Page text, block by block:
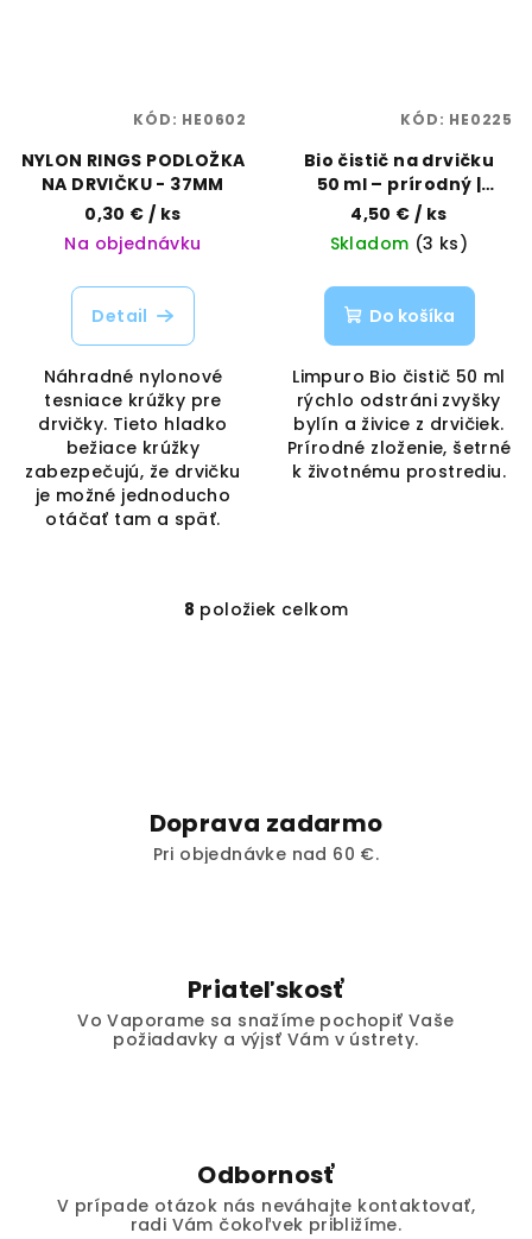
NYLON RINGS PODLOŽKA
NA DRVIČKU - 37MM
0,30 €/ ks
Na objednávku
Detail
Náhradné nylonové
tesniace krúžky pre
drvičky. Tieto hladko
bežiace krúžky
zabezpečujú, že drvičku
je možné jednoducho
otáčať tam a späť.
KÓD: HE0602
Bio čistič na drvičku
50 ml – prírodný |
Limpuro | Vaporama
4,50 €/ ks
Skladom (3 ks)
Do košíka
Limpuro Bio čistič 50 ml
rýchlo odstráni zvyšky
bylín a živice z drvičiek.
Prírodné zloženie, šetrné
k životnému prostrediu.
KÓD: HE0225
O
i
e
p
y
v
ý
8 položiek celkom
Doprava zadarmo
Pri objednávke nad 60 €.
Priateľskosť
Vo Vaporame sa snažíme pochopiť Vaše
požiadavky a výjsť Vám v ústrety.
Odbornosť
V prípade otázok nás neváhajte kontaktovať,
radi Vám čokoľvek približíme.